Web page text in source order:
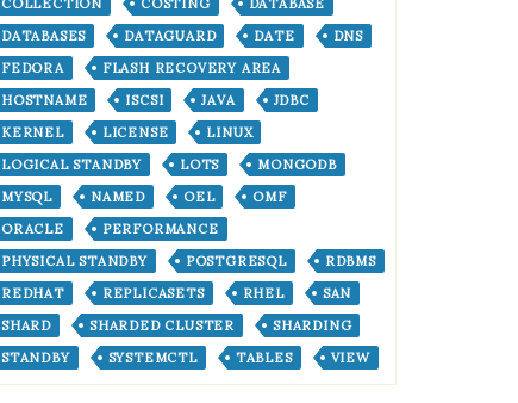
COLLECTION
COSTING
DATABASE
DATABASES
DATAGUARD DATE
DNS
FEDORA
FLASH RECOVERY AREA
HOSTNAME
ISCSI JAVA
JDBC
KERNEL
LICENSE
LINUX
LOGICAL STANDBY
LOTS
MONGODB
MYSQL
NAMED OEL
OMF
ORACLE
PERFORMANCE
PHYSICAL STANDBY
POSTGRESQL
RDBMS
REDHAT
REPLICASETS RHEL
SAN
SHARD
SHARDED CLUSTER
SHARDING
STANDBY
SYSTEMCTL TABLES VIEW